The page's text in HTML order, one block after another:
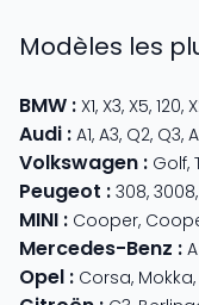
Modèles les
BMW : X1, X3, X5, 120,
Audi : A1, A3, Q2, Q3,
Volkswagen : Golf,
Peugeot : 308, 3008,
MINI : Cooper,
Mercedes-Benz :
Opel : Corsa, Mokka,